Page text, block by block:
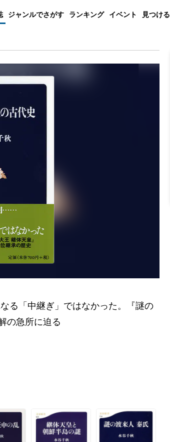
ジャンルでさがす ランキング イベント 見つける
る「中継ぎ」ではなかった。『謎の
の急所に迫る